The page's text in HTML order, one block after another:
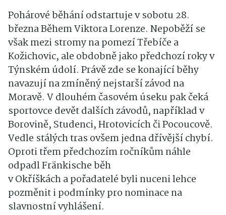
Pohárové běhání odstartuje v sobotu 28.
března Během Viktora Lorenze. Nepoběží se
však mezi stromy na pomezí Třebíče a
Kožichovic, ale obdobně jako předchozí roky v
Týnském údolí. Právě zde se konající běhy
navazují na zmíněný nejstarší závod na
Moravě. V dlouhém časovém úseku pak čeká
sportovce devět dalších závodů, například v
Borovině, Studenci, Hrotovicích či Pocoucově.
Vedle stálých tras ovšem jedna dřívější chybí.
Oproti třem předchozím ročníkům náhle
odpadl Fränkische běh
v Okříškách a pořadatelé byli nuceni lehce
pozměnit i podmínky pro nominace na
slavnostní vyhlášení.